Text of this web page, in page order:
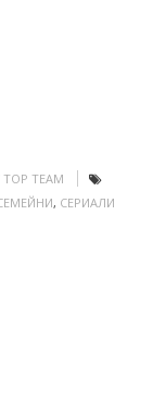
TOP TEAM
, СЕРИАЛИ